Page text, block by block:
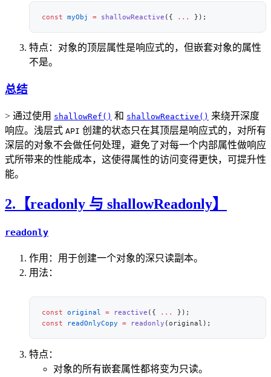
const myObj = shallowReactive ({ ...
特点：对象的顶层属性是响应式的，但嵌套对象的属性
不是。
总结
> 通过使用 shallowRef() 和 shallowReactive() 来绕开深度
响应。浅层式 API 创建的状态只在其顶层是响应式的，对所有
深层的对象不会做任何处理，避免了对每一个内部属性做响应
式所带来的性能成本，这使得属性的访问变得更快，可提升性
能。
2.【readonly 与 shallowReadonly】
readonly
作用：用于创建一个对象的深只读副本。
用法：
const original = reactive ({ ...
const readOnlyCopy = readonly
特点：
对象的所有嵌套属性都将变为只读。